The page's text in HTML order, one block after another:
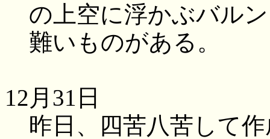
の上空に浮かぶバル
難いものがある。
12月31日
昨日、四苦八苦して